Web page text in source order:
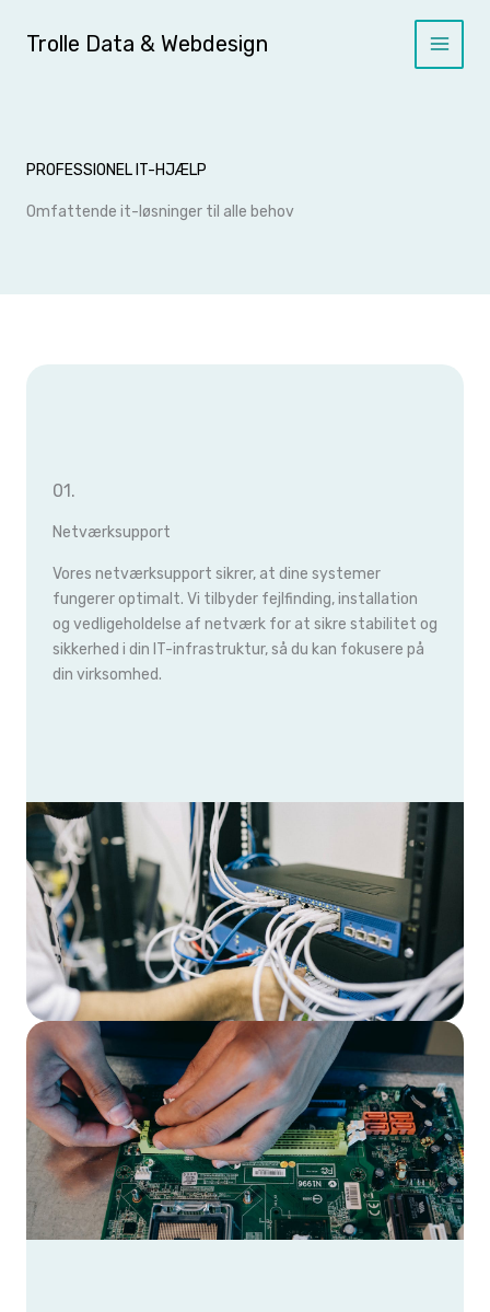
Trolle Data & Webdesign
PROFESSIONEL IT-HJÆLP
Omfattende it-løsninger til alle behov
01.
Netværksupport
Vores netværksupport sikrer, at dine systemer
fungerer optimalt. Vi tilbyder fejlfinding, installation
og vedligeholdelse af netværk for at sikre stabilitet og
sikkerhed i din IT-infrastruktur, så du kan fokusere på
din virksomhed.